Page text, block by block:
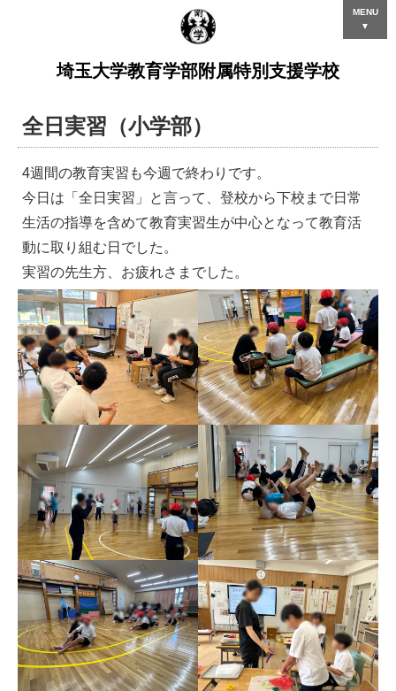
埼玉大学教育学部附属特別支援学校
MENU
▼
全日実習（小学部）
4週間の教育実習も今週で終わりです。
今日は「全日実習」と言って、登校から下校まで日常
生活の指導を含めて教育実習生が中心となって教育活
動に取り組む日でした。
実習の先生方、お疲れさまでした。